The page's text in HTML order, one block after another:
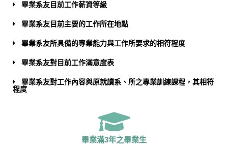
畢業系友目前工作薪資等級
畢業系友目前主要的工作所在地點
畢業系友所具備的專業能力與工作所要求的相符程度
畢業系友對目前工作滿意度表
畢業系友對工作內容與原就讀系、所之專業訓練課程，其相符
程度
畢業滿3年之畢業生